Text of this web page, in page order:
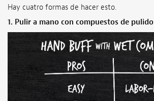
Hay cuatro formas de hacer esto.
1. Pulir a mano con compuestos de pulido